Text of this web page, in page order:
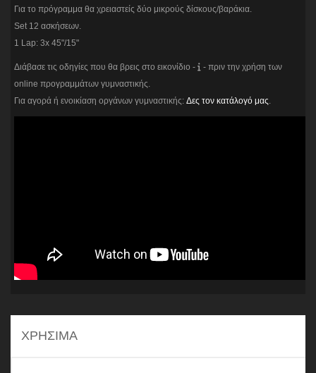
Για το πρόγραμμα θα χρειαστείς δύο μικρούς δίσκους/βαράκια.
Set 12 ασκήσεων.
1 Lap: 3x 45"/15"
Διάβασε τις οδηγίες που θα βρεις στο εικονίδιο -
- πριν την χρήση των
online προγραμμάτων γυμναστικής.
Για αγορά ή ενοικίαση οργάνων γυμναστικής: Δες τον κατάλογό μας.
ΧΡΗΣΙΜΑ